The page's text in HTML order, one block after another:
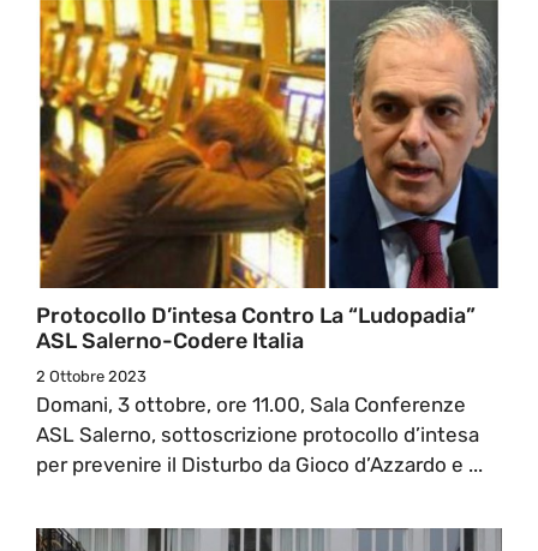
Protocollo D’intesa Contro La “Ludopadia”
ASL Salerno-Codere Italia
2 Ottobre 2023
Domani, 3 ottobre, ore 11.00, Sala Conferenze
ASL Salerno, sottoscrizione protocollo d’intesa
per prevenire il Disturbo da Gioco d’Azzardo e ...